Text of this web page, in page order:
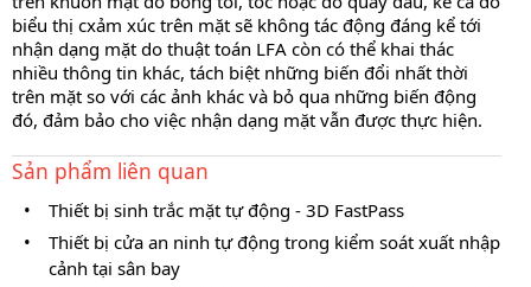
biểu thị cxảm xúc trên mặt sẽ không tác động đáng kể tới
nhận dạng mặt do thuật toán LFA còn có thể khai thác
nhiều thông tin khác, tách biệt những biến đổi nhất thời
trên mặt so với các ảnh khác và bỏ qua những biến động
đó, đảm bảo cho việc nhận dạng mặt vẫn được thực hiện.
Sản phẩm liên quan
•
Thiết bị sinh trắc mặt tự động - 3D FastPass
•
Thiết bị cửa an ninh tự động trong kiểm soát xuất nhập
cảnh tại sân bay